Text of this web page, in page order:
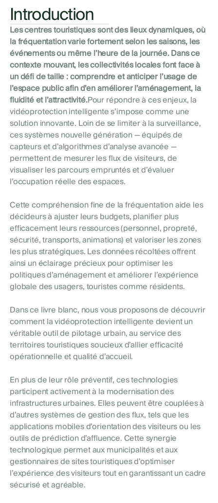
Introduction
Les centres touristiques sont des lieux dynamiques, où
la fréquentation varie fortement selon les saisons, les
événements ou même l’heure de la journée. Dans ce
contexte mouvant, les collectivités locales font face à
un défi de taille : comprendre et anticiper l’usage de
l’espace public afin d’en améliorer l’aménagement, la
fluidité et l’attractivité.Pour répondre à ces enjeux, la
vidéoprotection intelligente s’impose comme une
solution innovante. Loin de se limiter à la surveillance,
ces systèmes nouvelle génération — équipés de
capteurs et d’algorithmes d’analyse avancée —
permettent de mesurer les flux de visiteurs, de
visualiser les parcours empruntés et d’évaluer
l’occupation réelle des espaces.
Cette compréhension fine de la fréquentation aide les
décideurs à ajuster leurs budgets, planifier plus
efficacement leurs ressources (personnel, propreté,
sécurité, transports, animations) et valoriser les zones
les plus stratégiques. Les données récoltées offrent
ainsi un éclairage précieux pour optimiser les
politiques d’aménagement et améliorer l’expérience
globale des usagers, touristes comme résidents.
Dans ce livre blanc, nous vous proposons de découvrir
comment la vidéoprotection intelligente devient un
véritable outil de pilotage urbain, au service des
territoires touristiques soucieux d’allier efficacité
opérationnelle et qualité d’accueil.
En plus de leur rôle préventif, ces technologies
participent activement à la modernisation des
infrastructures urbaines. Elles peuvent être couplées à
d’autres systèmes de gestion des flux, tels que les
applications mobiles d’orientation des visiteurs ou les
outils de prédiction d’affluence. Cette synergie
technologique permet aux municipalités et aux
gestionnaires de sites touristiques d’optimiser
l’expérience des visiteurs tout en garantissant un cadre
sécurisé et agréable.